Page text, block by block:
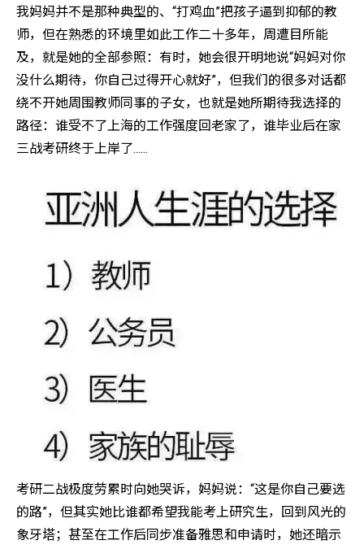
我妈妈并不是那种典型的、“打鸡血”把孩子逼到抑郁的教
师，但在熟悉的环境里如此工作二十多年，周遭目所能
及，就是她的全部参照：有时，她会很开明地说“妈妈对你
没什么期待，你自己过得开心就好”，但我们的很多对话都
绕不开她周围教师同事的子女，也就是她所期待我选择的
路径：谁受不了上海的工作强度回老家了，谁毕业后在家
三战考研终于上岸了......
考研二战极度劳累时向她哭诉，妈妈说：“这是你自己要选
的路”，但其实她比谁都希望我能考上研究生，回到风光的
象牙塔；甚至在工作后同步准备雅思和申请时，她还暗示